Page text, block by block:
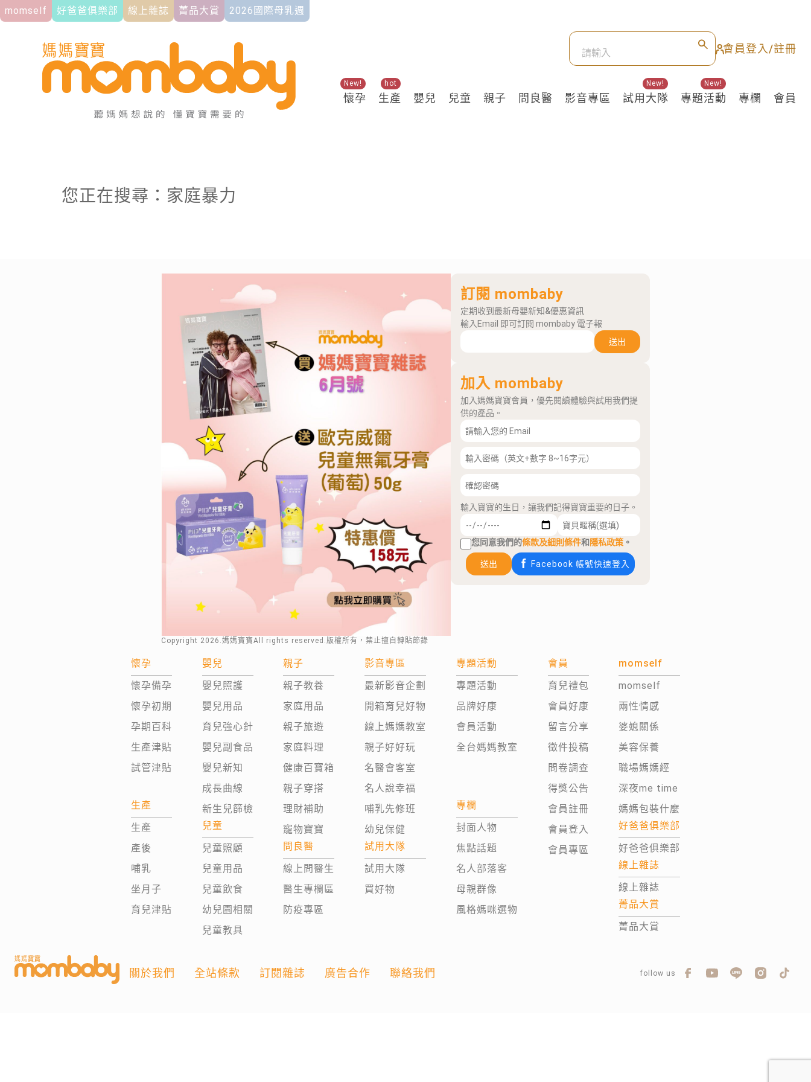
momself 好爸爸俱樂部 線上雜誌 菁品大賞 2026國際母乳週
會員登入/註冊
懷孕
New!
生產
hot
嬰兒 兒童 親子 問良醫 影音專區 試用大隊
New!
專題活動
New!
專欄 會員
關鍵熱搜
您正在搜尋：家庭暴力
Copyright 2026 .媽媽寶寶All rights reserved.版權所有，禁止擅自轉貼節錄
訂閱 mombaby
定期收到最新母嬰新知&優惠資訊
輸入Email 即可訂閱 mombaby 電子報
送出
加入 mombaby
加入媽媽寶寶會員，優先閱讀體驗與試用我們提
供的產品。
輸入寶寶的生日，讓我們記得寶寶重要的日子。
您同意我們的條款及細則條件和隱私政策 。
送出 Facebook 帳號快速登入
懷孕
懷孕備孕
懷孕初期
孕期百科
生產津貼
試管津貼
生產
生產
產後
哺乳
坐月子
育兒津貼
嬰兒
嬰兒照護
嬰兒用品
育兒強心針
嬰兒副食品
嬰兒新知
成長曲線
新生兒篩檢
兒童
兒童照顧
兒童用品
兒童飲食
幼兒園相關
兒童教具
親子
親子教養
家庭用品
親子旅遊
家庭料理
健康百寶箱
親子穿搭
理財補助
寵物寶寶
問良醫
線上問醫生
醫生專欄區
防疫專區
影音專區
最新影音企劃
開箱育兒好物
線上媽媽教室
親子好好玩
名醫會客室
名人說幸福
哺乳先修班
幼兒保健
試用大隊
試用大隊
買好物
專題活動
專題活動
品牌好康
會員活動
全台媽媽教室
專欄
封面人物
焦點話題
名人部落客
母親群像
風格媽咪選物
會員
育兒禮包
會員好康
留言分享
徵件投稿
問卷調查
得獎公告
會員註冊
會員登入
會員專區
momself
momself
兩性情感
婆媳關係
美容保養
職場媽媽經
深夜me time
媽媽包裝什麼
好爸爸俱樂部
好爸爸俱樂部
線上雜誌
線上雜誌
菁品大賞
菁品大賞
關於我們 全站條款 訂閱雜誌 廣告合作 聯絡我們 follow us